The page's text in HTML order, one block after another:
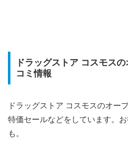
ドラッグストア コスモス
コミ情報
ドラッグストア コスモスのオー
特価セールなどをしています。
も。